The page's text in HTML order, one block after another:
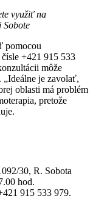
využiť na
Sobote
pomocou
+421 915 533
môže
je zavolať,
oblasti má problém
pretože
30, R. Sobota
hod.
915 533 979.